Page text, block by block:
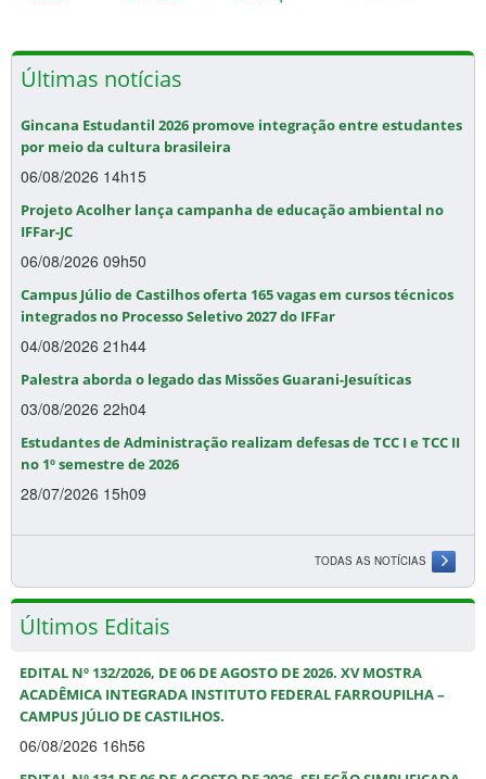
Últimas notícias
Gincana Estudantil 2026 promove integração entre estudantes
por meio da cultura brasileira
06/08/2026 14h15
Projeto Acolher lança campanha de educação ambiental no
IFFar-JC
06/08/2026 09h50
Campus Júlio de Castilhos oferta 165 vagas em cursos técnicos
integrados no Processo Seletivo 2027 do IFFar
04/08/2026 21h44
Palestra aborda o legado das Missões Guarani-Jesuíticas
03/08/2026 22h04
Estudantes de Administração realizam defesas de TCC I e TCC II
no 1º semestre de 2026
28/07/2026 15h09
TODAS AS NOTÍCIAS
Últimos Editais
EDITAL Nº 132/2026, DE 06 DE AGOSTO DE 2026. XV MOSTRA
ACADÊMICA INTEGRADA INSTITUTO FEDERAL FARROUPILHA –
CAMPUS JÚLIO DE CASTILHOS.
06/08/2026 16h56